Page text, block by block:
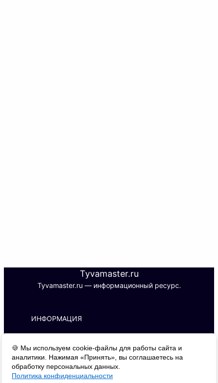
Tyvamaster.ru
Tyvamaster.ru — информационный ресурс.
🍪 Мы используем cookie-файлы для работы сайта и
аналитики. Нажимая «Принять», вы соглашаетесь на
обработку персональных данных.
Политика конфиденциальности
ИНФОРМАЦИЯ
ИНН 170101788427 | ОГРНИП
326170000016510
Адрес: 667000, г. Кызыл, ул. Буренская,